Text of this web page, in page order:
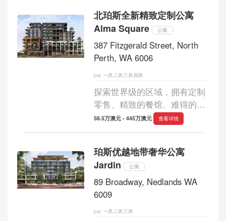
滨公寓都令人叹为观止。无论
是惊叹于落...
北珀斯全新精致定制公寓
Alma Square
公寓
387 Fitzgerald Street, North
Perth, WA 6006
一房,二房,三房,四房
探索世界级的区域，拥有定制
零售、精致的餐馆、难得的商
业机会和新时代的住宅生活。
纱，并推出了一系列精心策划
的定制住宅...
58.5万澳元 - 445万澳元 查看详情
珀斯优越地带奢华公寓
Jardin
公寓
89 Broadway, Nedlands WA
6009
一房,二房,三房